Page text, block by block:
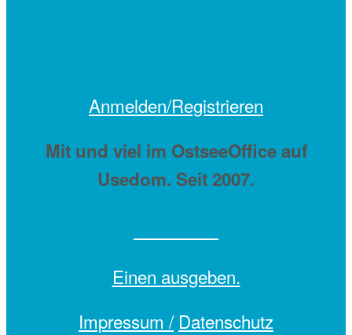
Anmelden/Registrieren
Mit und viel im OstseeOffice auf
Usedom. Seit 2007.
Einen ausgeben.
Impressum / Datenschutz